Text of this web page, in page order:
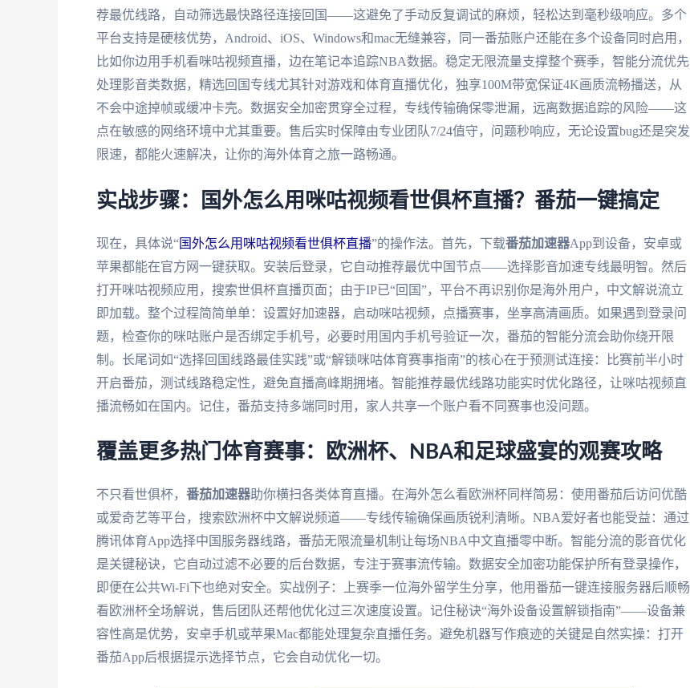
荐最优线路，自动筛选最快路径连接回国——这避免了手动反复调试的麻烦，轻松达到毫秒级响应。多个
平台支持是硬核优势，Android、iOS、Windows和mac无缝兼容，同一番茄账户还能在多个设备同时启用，
比如你边用手机看咪咕视频直播，边在笔记本追踪NBA数据。稳定无限流量支撑整个赛季，智能分流优先
处理影音类数据，精选回国专线尤其针对游戏和体育直播优化，独享100M带宽保证4K画质流畅播送，从
不会中途掉帧或缓冲卡壳。数据安全加密贯穿全过程，专线传输确保零泄漏，远离数据追踪的风险——这
点在敏感的网络环境中尤其重要。售后实时保障由专业团队7/24值守，问题秒响应，无论设置bug还是突发
限速，都能火速解决，让你的海外体育之旅一路畅通。
实战步骤：国外怎么用咪咕视频看世俱杯直播？番茄一键搞定
现在，具体说“国外怎么用咪咕视频看世俱杯直播”的操作法。首先，下载番茄加速器App到设备，安卓或
苹果都能在官方网一键获取。安装后登录，它自动推荐最优中国节点——选择影音加速专线最明智。然后
打开咪咕视频应用，搜索世俱杯直播页面；由于IP已“回国”，平台不再识别你是海外用户，中文解说流立
即加载。整个过程简简单单：设置好加速器，启动咪咕视频，点播赛事，坐享高清画质。如果遇到登录问
题，检查你的咪咕账户是否绑定手机号，必要时用国内手机号验证一次，番茄的智能分流会助你绕开限
制。长尾词如“选择回国线路最佳实践”或“解锁咪咕体育赛事指南”的核心在于预测试连接：比赛前半小时
开启番茄，测试线路稳定性，避免直播高峰期拥堵。智能推荐最优线路功能实时优化路径，让咪咕视频直
播流畅如在国内。记住，番茄支持多端同时用，家人共享一个账户看不同赛事也没问题。
覆盖更多热门体育赛事：欧洲杯、NBA和足球盛宴的观赛攻略
不只看世俱杯， 番茄加速器助你横扫各类体育直播。在海外怎么看欧洲杯同样简易：使用番茄后访问优酷
或爱奇艺等平台，搜索欧洲杯中文解说频道——专线传输确保画质锐利清晰。NBA爱好者也能受益：通过
腾讯体育App选择中国服务器线路，番茄无限流量机制让每场NBA中文直播零中断。智能分流的影音优化
是关键秘诀，它自动过滤不必要的后台数据，专注于赛事流传输。数据安全加密功能保护所有登录操作，
即便在公共Wi-Fi下也绝对安全。实战例子：上赛季一位海外留学生分享，他用番茄一键连接服务器后顺畅
看欧洲杯全场解说，售后团队还帮他优化过三次速度设置。记住秘诀“海外设备设置解锁指南”——设备兼
容性高是优势，安卓手机或苹果Mac都能处理复杂直播任务。避免机器写作痕迹的关键是自然实操：打开
番茄App后根据提示选择节点，它会自动优化一切。